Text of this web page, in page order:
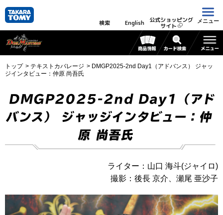
検索 English 公式ショッピング
サイト
メニュー
トップ テキストカバレージ
DMGP2025-2nd Day1（アドバンス） ジャッ
ジインタビュー：仲原 尚吾氏
DMGP2025-2nd Day1（アド
バンス） ジャッジインタビュー：仲
原 尚吾氏
ライター：山口 海斗(ジャイロ)
撮影：後長 京介、瀬尾 亜沙子